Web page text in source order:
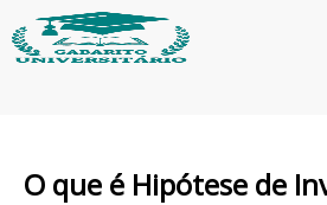
O que é Hipótese de